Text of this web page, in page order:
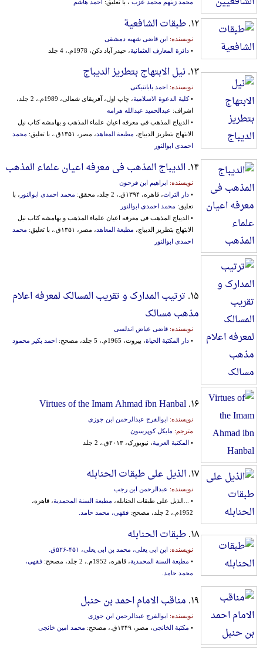
محمد زینهم محمد عزب ، با تعلیق: احمد هاشم
۱۲. طبقات الشافعیة
نویسنده: ابن قاضی شهبه دمشقی
• دائرة المعارف العثمانیة، حیدر آباد دکن، 1978م.، 4 جلد
۱۳. نیل الابتهاج بتطریز الدیباج
نویسنده: احمد باباتنبکتی
•کلیة الدعوة الاسلامیة
، چاپ اول، آفریقای شمالی، 1989م.، 2 جلد،
اشراف: عبدالحمید عبدالله هرامه
• الدیباج المذهب فی معرفه اعیان علماء المذهب و بهامشه کتاب نیل
الابتهاج بتطریز الدیباج، مطبعة المعاهد ، مصر، ۱۳۵۱ق.، با تعلیق:
محمد
احمدی ابوالنور
۱۴. الدیباج المذهب فی معرفه اعیان علماء المذهب
نویسنده: ابراهیم ابن فرحون
• دار التراث، قاهره، ۱۳۹۴ق.، 2 جلد، محقق: محمد احمدی ابوالنور ، با
تعلیق: محمد احمدی ابوالنور
• الدیباج المذهب فی معرفه اعیان علماء المذهب و بهامشه کتاب نیل
الابتهاج بتطریز الدیباج، مطبعة المعاهد ، مصر، ۱۳۵۱ق.، با تعلیق:
محمد
احمدی ابوالنور
۱۵. ترتیب المدارک و تقریب المسالک لمعرفه اعلام
مذهب مسالک
نویسنده: قاضی عیاض اندلسی
• دار المکتبة الحیاة، بیروت، 1965م.، 5 جلد، مصحح: احمد بکیر محمود
۱۶. Virtues of the Imam Ahmad ibn Hanbal
نویسنده: ابوالفرج عبدالرحمن ابن جوزی
مترجم: مایکل کوپرسون
• المکتبة العربیة، نیویورک، ۲۰۱۳ق.، 2 جلد
۱۷. الذیل علی طبقات الحنابله
نویسنده: عبدالرحمن ابن رجب
• ...الذیل علی طبقات الحنابله، مطبعة السنة المحمدیة، قاهره،
1952م.، 2 جلد، مصحح:
فقهی، محمد حامد.
۱۸. طبقات الحنابله
نویسنده: ابن ابی یعلی، محمد بن ابی یعلی، ۴۵۱-‎۵۲۶ق.
• مطبعة السنة المحمدیة، قاهره، 1952م.، 2 جلد، مصحح:
فقهی،
محمد حامد.
۱۹. مناقب الامام احمد بن حنبل
نویسنده: ابوالفرج عبدالرحمن ابن جوزی
• مکتبة الخانجی، مصر، ۱۳۴۹ق.، مصحح: محمد امین خانجی